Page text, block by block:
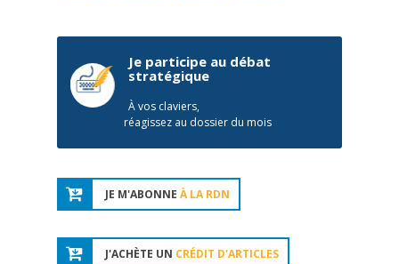
Je participe au débat
stratégique
À vos claviers,
réagissez au dossier du mois
JE M'ABONNE À LA RDN
J'ACHÈTE UN CRÉDIT D'ARTICLES